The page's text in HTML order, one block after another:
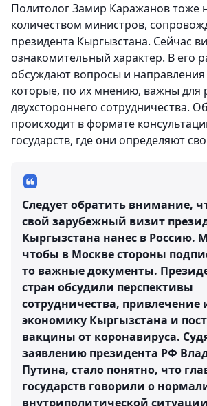
Политолог Замир Каражанов тоже
количеством министров,
президента Кыргызстана. Сейчас
ознакомительный характер. В его
обсуждают вопросы и направления
которые, по их мнению, важны для
двухстороннего сотрудничества.
происходит в формате
государств, где они определяют
Следует обратить внимание,
свой зарубежный визит
Кыргызстана нанес в Россию.
чтобы в Москве стороны
то важные документы.
стран обсудили перспективы
сотрудничества, привлечение
экономику Кыргызстана и
вакцины от коронавируса.
заявлению президента РФ
Путина, стало понятно, что
государств говорили о
внутриполитической